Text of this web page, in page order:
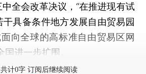
全会改革决议，“在推进现有试
干具备条件地方发展自由贸易园
向全球的高标准自由贸易区网
国进一步扩围。
计0字 订阅后继续阅读